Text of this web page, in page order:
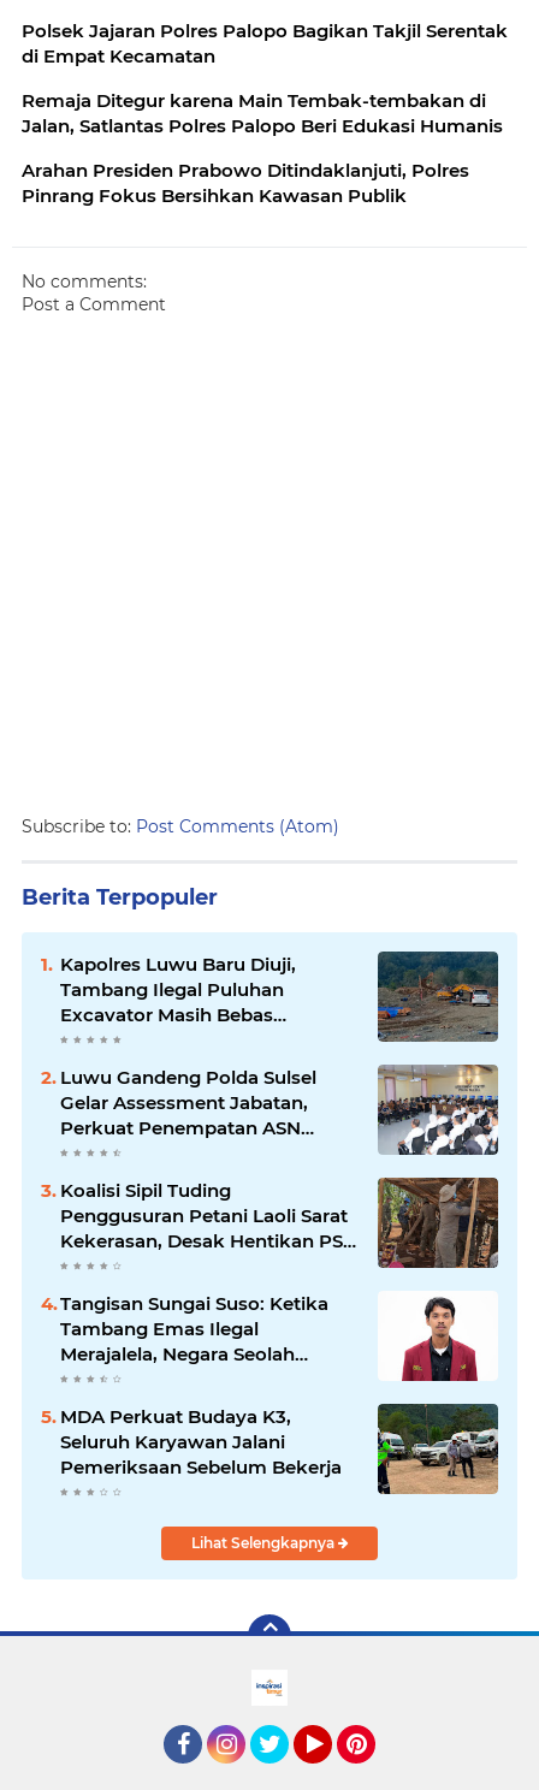
Polsek Jajaran Polres Palopo Bagikan Takjil Serentak
di Empat Kecamatan
Remaja Ditegur karena Main Tembak-tembakan di
Jalan, Satlantas Polres Palopo Beri Edukasi Humanis
Arahan Presiden Prabowo Ditindaklanjuti, Polres
Pinrang Fokus Bersihkan Kawasan Publik
No comments:
Post a Comment
Subscribe to: Post Comments (Atom)
Berita Terpopuler
Kapolres Luwu Baru Diuji,
Tambang Ilegal Puluhan
Excavator Masih Bebas
Beroperasi
Luwu Gandeng Polda Sulsel
Gelar Assessment Jabatan,
Perkuat Penempatan ASN
Berbasis Kompetensi
Koalisi Sipil Tuding
Penggusuran Petani Laoli Sarat
Kekerasan, Desak Hentikan PSN
PT IHIP
Tangisan Sungai Suso: Ketika
Tambang Emas Ilegal
Merajalela, Negara Seolah
Memilih Diam
MDA Perkuat Budaya K3,
Seluruh Karyawan Jalani
Pemeriksaan Sebelum Bekerja
Lihat Selengkapnya